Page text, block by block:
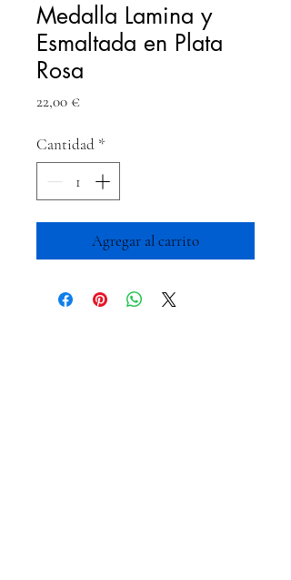
Medalla Lamina y
Esmaltada en Plata
Rosa
22,00 €Precio
Cantidad *
Agregar al carrito